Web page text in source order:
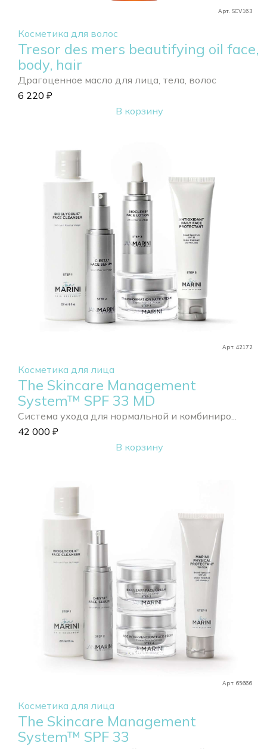
Арт. SCV163
Косметика для волос
Tresor des mers beautifying oil face,
body, hair
Драгоценное масло для лица, тела, волос
6 220 ₽
В корзину
Арт. 42172
Косметика для лица
The Skincare Management
System™ SPF 33 MD
Система ухода для нормальной и комбиниро...
42 000 ₽
В корзину
Арт. 65666
Косметика для лица
The Skincare Management
System™ SPF 33